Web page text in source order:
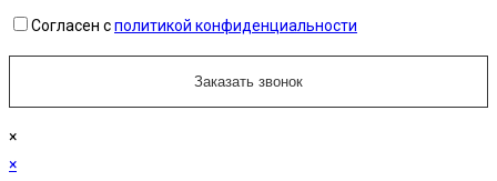
Согласен сполитикой конфиденциальности
×
×